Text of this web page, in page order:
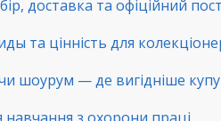
доставка та офіційний
та цінність для
шоурум — де вигідніше
навчання з охорони праці